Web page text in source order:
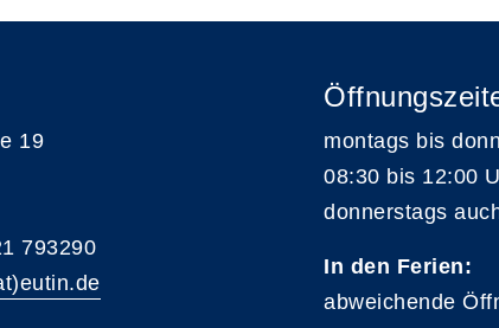
19
793290
montags bis
08:30 bis 12:00
donnerstags
In den Ferien:
abweichende